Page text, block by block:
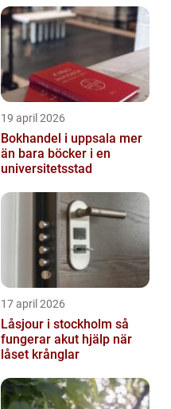
19 april 2026
Bokhandel i uppsala mer
än bara böcker i en
universitetsstad
17 april 2026
Låsjour i stockholm så
fungerar akut hjälp när
låset krånglar